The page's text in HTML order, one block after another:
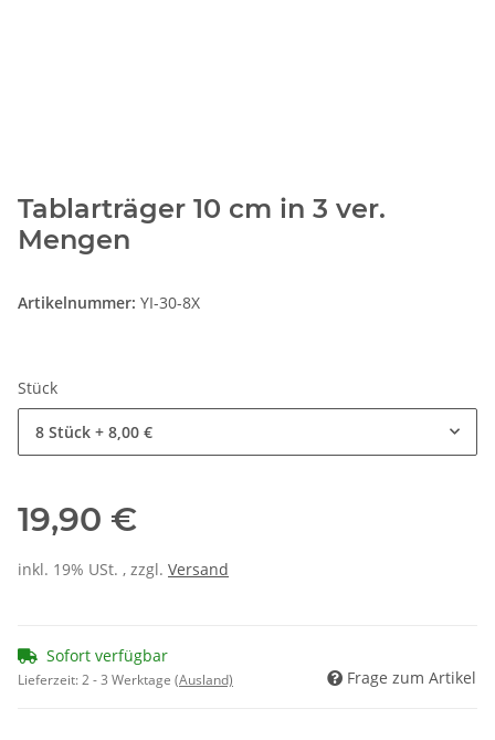
Tablarträger 10 cm in 3 ver.
Mengen
Artikelnummer: YI-30-8X
Stück
8 Stück + 8,00 €
19,90 €
inkl. 19% USt. , zzgl. Versand
Sofort verfügbar
Lieferzeit:2 - 3 Werktage (Ausland) Frage zum Artikel